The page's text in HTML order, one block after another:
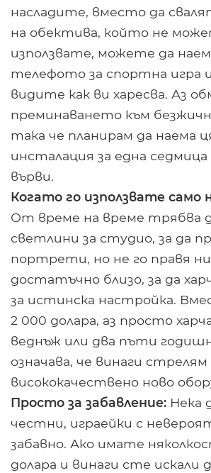
насладите, вместо да
на обектива, който не
използвате, можете да
телефото за спортна игра
видите как ви харесва. Аз
преминаването към
така че планирам да наема
инсталация за една седмица
върви.
Когато го използвате само
От време на време трябва
светлини за студио, за да
портрети, но не го правя
достатъчно близо, за да
за истинска настройка.
2 000 долара, аз просто
веднъж или два пъти
означава, че винаги стрелям
висококачествено ново
Просто за забавление: Нека
честни, играейки с
забавно. Ако имате
долара и винаги сте искали